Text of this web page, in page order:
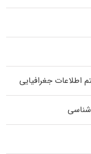
جغرافیایی